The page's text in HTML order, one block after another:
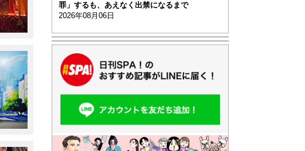
罪」するも、あえなく出禁になるまで
2026年08月06日